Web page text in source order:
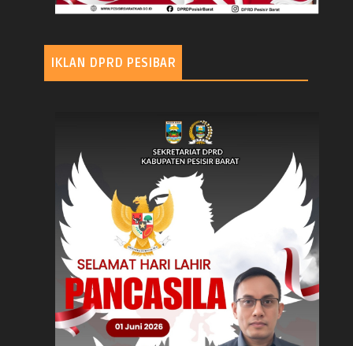
IKLAN DPRD PESIBAR